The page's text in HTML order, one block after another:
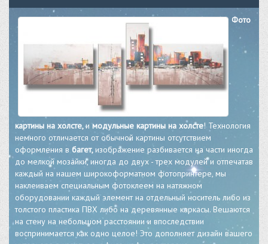
Фото
картины на холсте,и модульные картины на холсте! Технология
немного отличается от обычной картины отсутствием
оформления в багет,изображение разбивается на части иногда
до мелкой мозайки, иногда до двух - трех модулей и отпечатав
каждый на нашем широкоформатном фотопринтере, мы
наклеиваем специальным фотоклеем на натяжном
оборудовании каждый элемент на отдельный носитель либо из
толстого пластика ПВХ либо на деревянные каркасы. Вешаются
на стену на небольшом расстоянии и впоследствии
воспринимается как одно целое! Это дополняет дизайн вашего